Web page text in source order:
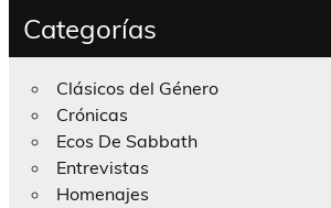
Categorías
Clásicos del Género
Crónicas
Ecos De Sabbath
Entrevistas
Homenajes